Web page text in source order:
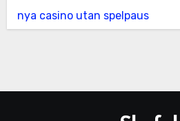
nya casino utan spelpaus